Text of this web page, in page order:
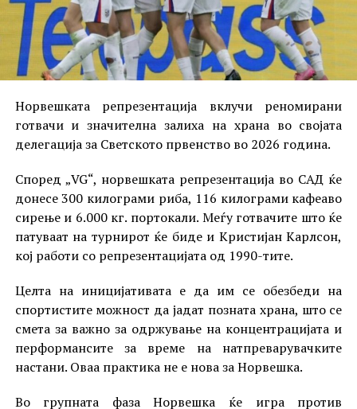
Норвешката репрезентација вклучи реномирани
готвачи и значителна залиха на храна во својата
делегација за Светското првенство во 2026 година.
Според „VG“, норвешката репрезентација во САД ќе
донесе 300 килограми риба, 116 килограми кафеаво
сирење и 6.000 кг. портокали. Меѓу готвачите што ќе
патуваат на турнирот ќе биде и Кристијан Карлсон,
кој работи со репрезентацијата од 1990-тите.
Целта на иницијативата е да им се обезбеди на
спортистите можност да јадат позната храна, што се
смета за важно за одржување на концентрацијата и
перформансите за време на натпреварувачките
настани. Оваа практика не е нова за Норвешка.
Во групната фаза Норвешка ќе игра против